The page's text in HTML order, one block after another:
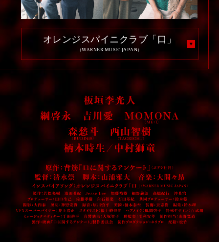
オレンジスパイニクラブ「口」
（WARNER MUSIC JAPAN）